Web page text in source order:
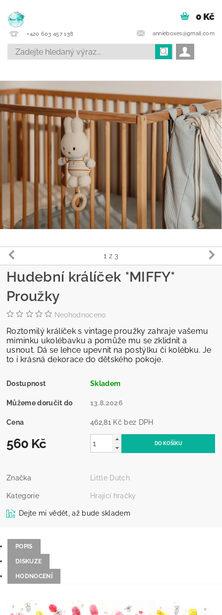
+420 603 457 138 annieboxes@gmail.com
0 Kč
1 z 3
Hudební králíček *MIFFY*
Proužky
Neohodnoceno
Roztomilý králíček s vintage proužky zahraje vašemu
miminku ukolébavku a pomůže mu se zklidnit a
usnout. Dá se lehce upevnit na postýlku či kolébku. Je
to i krásná dekorace do dětského pokoje.
Dostupnost Skladem
Můžeme doručit do 13.8.2026
Cena 462,81 Kč bez DPH
560 Kč
Značka Little Dutch
Kategorie Hrající hračky
Dejte mi vědět, až bude skladem
POPIS
DISKUZE
HODNOCENÍ